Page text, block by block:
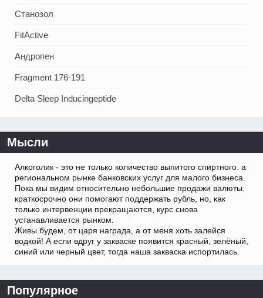
Станозол
FitActive
Андропен
Fragment 176-191
Delta Sleep Inducingeptide
Мысли
Алкоголик - это не только количество выпитого спиртного. а
региональном рынке банковских услуг для малого бизнеса.
Пока мы видим относительно небольшие продажи валюты:
краткосрочно они помогают поддержать рубль, но, как
только интервенции прекращаются, курс снова
устанавливается рынком.
Живы будем, от царя награда, а от меня хоть залейся
водкой! А если вдруг у закваске появится красный, зелёный,
синий или черный цвет, тогда наша закваска испортилась.
Популярное